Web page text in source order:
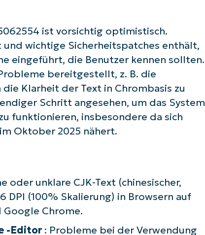
ist vorsichtig optimistisch.
wichtige Sicherheitspatches enthält,
eingeführt, die Benutzer kennen sollten.
bereitgestellt, z. B. die
Klarheit der Text in Chrombasis zu
Schritt angesehen, um das System
funktionieren, insbesondere da sich
Oktober 2025 nähert.
oder unklare CJK-Text (chinesischer,
DPI (100% Skalierung) in Browsern auf
Chrome.
-Editor : Probleme bei der Verwendung
last
name*
Business
email*
Phone
number*